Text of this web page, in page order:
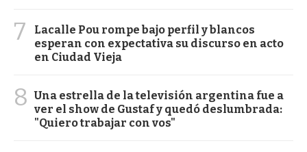
7
Lacalle Pou rompe bajo perfil y blancos
esperan con expectativa su discurso en acto
en Ciudad Vieja
8 Una estrella de la televisión argentina fue a
ver el show de Gustaf y quedó deslumbrada:
"Quiero trabajar con vos"